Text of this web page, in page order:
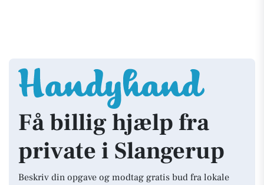
Få billig hjælp fra
private i Slangerup
Beskriv din opgave og modtag gratis bud fra lokale